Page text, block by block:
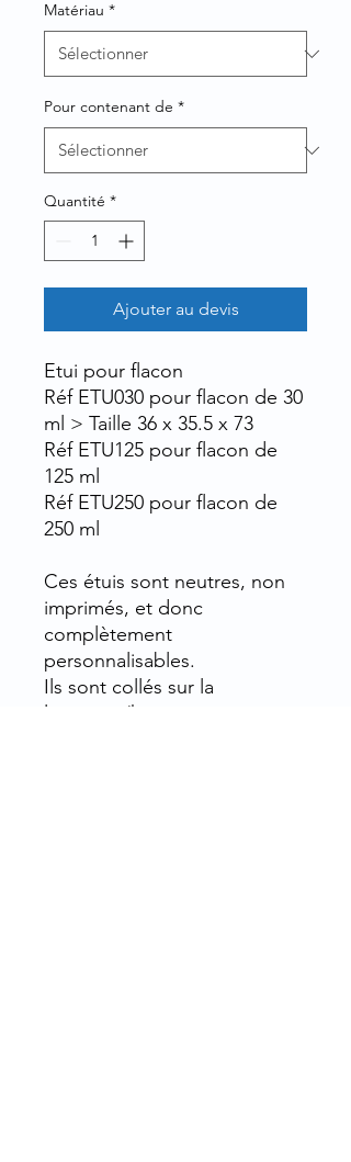
Matériau *
Pour contenant de *
Quantité *
Ajouter au devis
Etui pour flacon
Réf ETU030 pour flacon de 30
ml > Taille 36 x 35.5 x 73
Réf ETU125 pour flacon de
125 ml
Réf ETU250 pour flacon de
250 ml
Ces étuis sont neutres, non
imprimés, et donc
complètement
personnalisables.
Ils sont collés sur la
longueur/hauteur et